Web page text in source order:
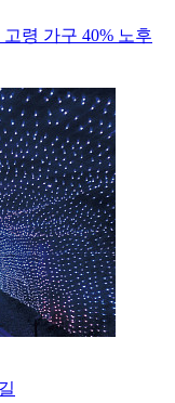
령 가구 40% 노후